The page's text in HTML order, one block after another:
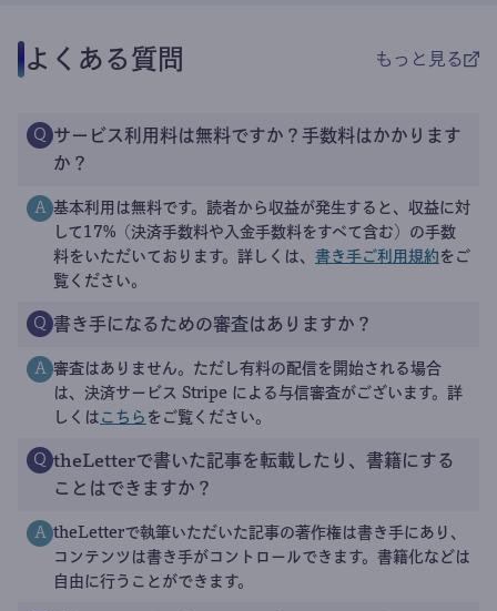
よくある質問 もっと見る
Q サービス利用料は無料ですか？手数料はかかります
か？
A 基本利用は無料です。読者から収益が発生すると、収益に対
して17%（決済手数料や入金手数料をすべて含む）の手数
料をいただいております。詳しくは、 書き手ご利用規約 をご
覧ください。
Q 書き手になるための審査はありますか？
A 審査はありません。ただし有料の配信を開始される場合
は、決済サービス Stripe による与信審査がございます。詳
しくは こちら をご覧ください。
Q theLetterで書いた記事を転載したり、書籍にする
ことはできますか？
A theLetterで執筆いただいた記事の著作権は書き手にあり、
コンテンツは書き手がコントロールできます。書籍化などは
自由に行うことができます。